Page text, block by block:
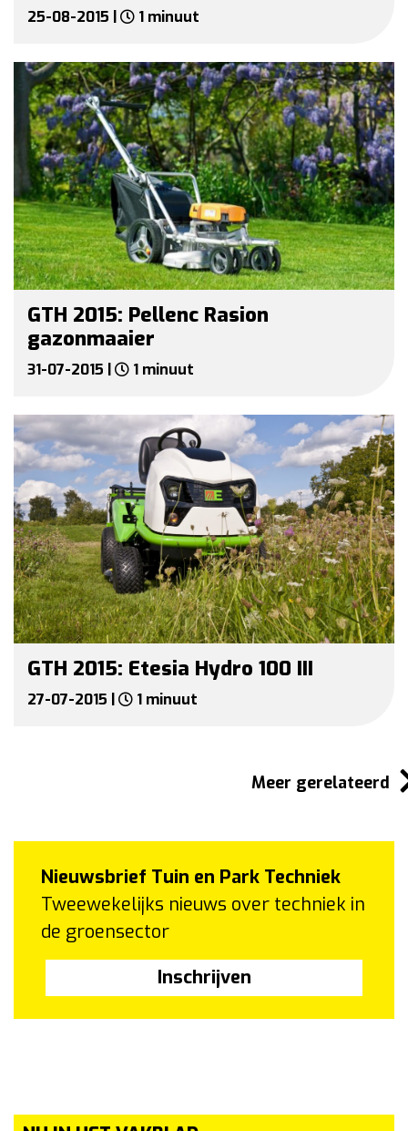
25-08-2015 | 1 minuut
GTH 2015: Pellenc Rasion
gazonmaaier
31-07-2015 | 1 minuut
GTH 2015: Etesia Hydro 100 III
27-07-2015 | 1 minuut
Meer gerelateerd
Nieuwsbrief Tuin en Park Techniek
Tweewekelijks nieuws over techniek in
de groensector
Inschrijven